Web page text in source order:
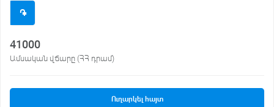
֌
41000
Ամսական վճարը (ՀՀ դրամ)
Ուղարկել հայտ